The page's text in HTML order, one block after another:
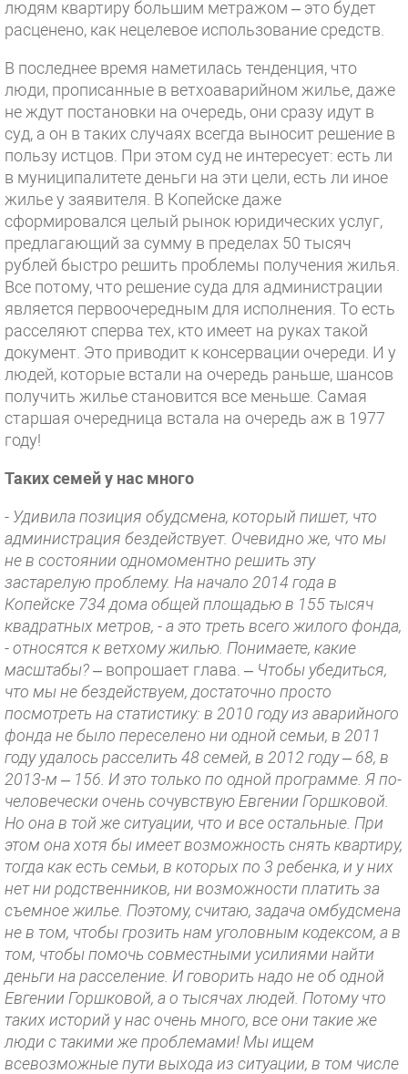
людям квартиру большим метражом – это будет
расценено, как нецелевое использование средств.
В последнее время наметилась тенденция, что
люди, прописанные в ветхоаварийном жилье, даже
не ждут постановки на очередь, они сразу идут в
суд, а он в таких случаях всегда выносит решение в
пользу истцов. При этом суд не интересует: есть ли
в муниципалитете деньги на эти цели, есть ли иное
жилье у заявителя. В Копейске даже
сформировался целый рынок юридических услуг,
предлагающий за сумму в пределах 50 тысяч
рублей быстро решить проблемы получения жилья.
Все потому, что решение суда для администрации
является первоочередным для исполнения. То есть
расселяют сперва тех, кто имеет на руках такой
документ. Это приводит к консервации очереди. И у
людей, которые встали на очередь раньше, шансов
получить жилье становится все меньше. Самая
старшая очередница встала на очередь аж в 1977
году!
Таких семей у нас много
- Удивила позиция обудсмена, который пишет, что
администрация бездействует. Очевидно же, что мы
не в состоянии одномоментно решить эту
застарелую проблему. На начало 2014 года в
Копейске 734 дома общей площадью в 155 тысяч
квадратных метров, - а это треть всего жилого фонда,
- относятся к ветхому жилью. Понимаете, какие
масштабы?– вопрошает глава. – Чтобы убедиться,
что мы не бездействуем, достаточно просто
посмотреть на статистику: в 2010 году из аварийного
фонда не было переселено ни одной семьи, в 2011
году удалось расселить 48 семей, в 2012 году – 68, в
2013-м – 156. И это только по одной программе. Я по-
человечески очень сочувствую Евгении Горшковой.
Но она в той же ситуации, что и все остальные. При
этом она хотя бы имеет возможность снять квартиру,
тогда как есть семьи, в которых по 3 ребенка, и у них
нет ни родственников, ни возможности платить за
съемное жилье. Поэтому, считаю, задача омбудсмена
не в том, чтобы грозить нам уголовным кодексом, а в
том, чтобы помочь совместными усилиями найти
деньги на расселение. И говорить надо не об одной
Евгении Горшковой, а о тысячах людей. Потому что
таких историй у нас очень много, все они такие же
люди с такими же проблемами! Мы ищем
всевозможные пути выхода из ситуации, в том числе